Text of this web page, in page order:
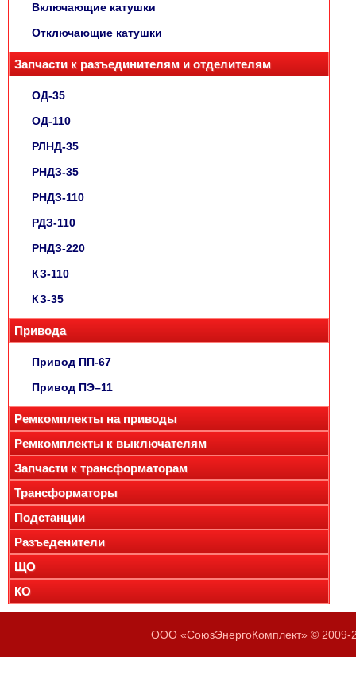
Включающие катушки
Отключающие катушки
Запчасти к разъединителям и отделителям
ОД-35
ОД-110
РЛНД-35
РНДЗ-35
РНДЗ-110
РДЗ-110
РНДЗ-220
КЗ-110
КЗ-35
Привода
Привод ПП-67
Привод ПЭ–11
Ремкомплекты на приводы
Ремкомплекты к выключателям
Запчасти к трансформаторам
Трансформаторы
Подстанции
Разъеденители
ЩО
КО
ООО «СоюзЭнергоКомплект» © 2009-